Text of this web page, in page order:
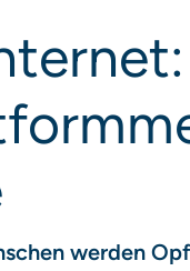
werden